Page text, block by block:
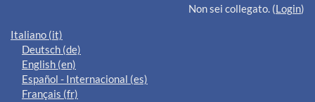
Non sei collegato. (Login)
Italiano ‎(it)‎
Deutsch ‎(de)‎
English ‎(en)‎
Español - Internacional ‎(es)‎
Français ‎(fr)‎